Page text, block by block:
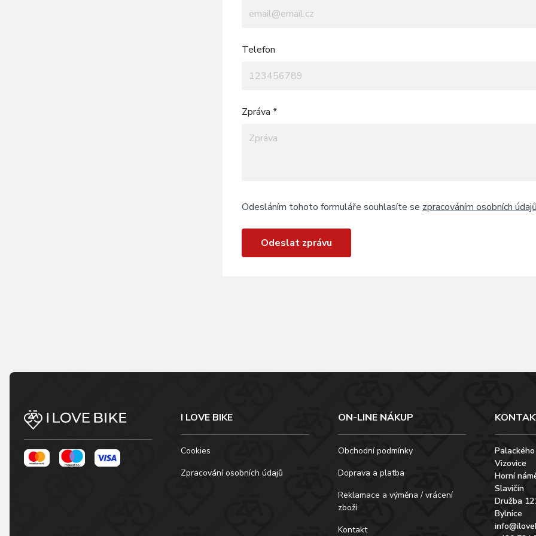
Telefon
Zpráva *
Odesláním tohoto formuláře souhlasíte se zpracováním osobních
Odeslat zprávu
I LOVE BIKE
Cookies
Zpracování osobních údajů
ON-LINE NÁKUP
Obchodní podmínky
Doprava a platba
Reklamace a výměna / vrácení
zboží
Kontakt
Vizovice
Horní
Slavičín
Družba
Bylnice